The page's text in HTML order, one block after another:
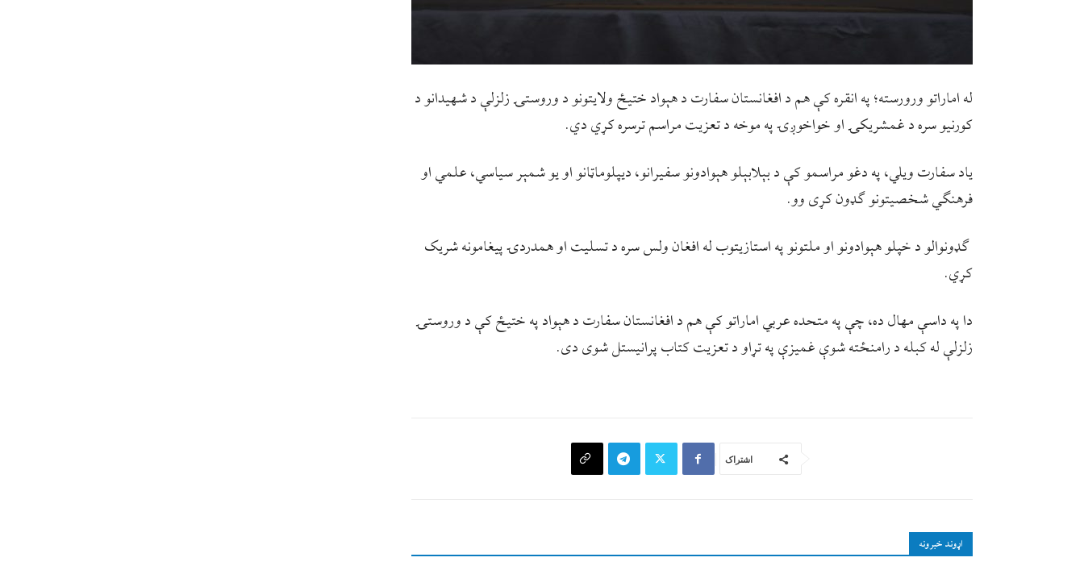
له اماراتو ورورسته؛ په انقره کې هم د افغانستان سفارت د هېواد ختیځ ولایتونو د وروستۍ زلزلې د شهیدانو د
کورنیو سره د غمشریکۍ او خواخوږۍ په موخه د تعزیت مراسم ترسره کړي دي.
ياد سفارت ويلي، په دغو مراسمو کې د بېلابېلو هېوادونو سفیرانو، دیپلوماټانو او یو شمېر سیاسي، علمي او
فرهنګي شخصیتونو ګډون کړی وو.
ګډونوالو د خپلو هېوادونو او ملتونو په استازیتوب له افغان ولس سره د تسلیت او همدردۍ پیغامونه شریک
کړي.
دا په داسې مهال ده، چې په متحده عربي اماراتو کې هم د افغانستان سفارت د هېواد په ختیځ کې د وروستۍ
زلزلې له کبله د رامنځته شوې غمیزې په تړاو د تعزیت کتاب پرانيستل شوی دی.
اشتراک
اړوند خبرونه